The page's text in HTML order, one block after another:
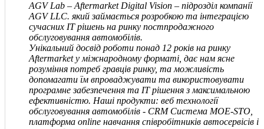
AGV Lab – Aftermarket Digital Vision – підрозділ компанії
AGVLLC. який займається розробкою та інтеграцією
сучасних IT рішень на ринку постпродажного
обслуговування автомобілів.
Унікальний досвід роботи понад 12 років на ринку
Aftermarket у міжнародному форматі, дає нам ясне
розуміння потреб гравців ринку, та можливість
допомагати їм впроваджувати та використовувати
програмне забезпечення та IT рішення з максимальною
ефективністю. Наші продукти: веб технології
обслуговування автомобілів - CRM Система MOE-STO,
платформа online навчання співробітників автосервісів і